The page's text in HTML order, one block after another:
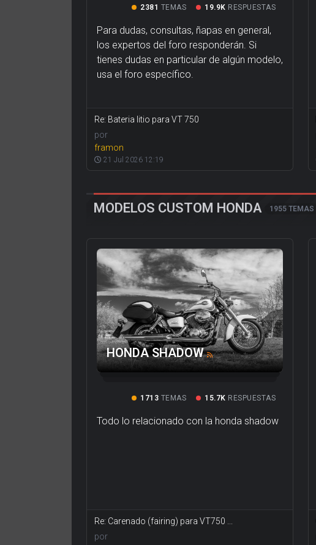
2381 TEMAS 19.9K RESPUESTAS
Para dudas, consultas, ñapas en general,
los expertos del foro responderán. Si
tienes dudas en particular de algún modelo,
usa el foro específico.
Re: Bateria litio para VT 750
por
framon
21 Jul 2026 12:19
MODELOS CUSTOM HONDA 1955 TEMAS
HONDA SHADOW
1713 TEMAS 15.7K RESPUESTAS
Todo lo relacionado con la honda shadow
Re: Carenado (fairing) para VT750 ...
por